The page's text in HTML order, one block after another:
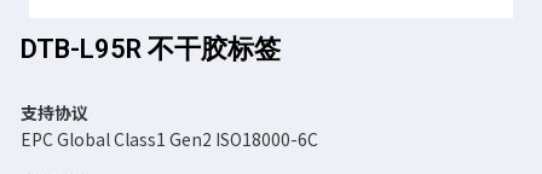
DTB-L95R 不干胶标签
支持协议
EPC Global Class1 Gen2 ISO18000-6C